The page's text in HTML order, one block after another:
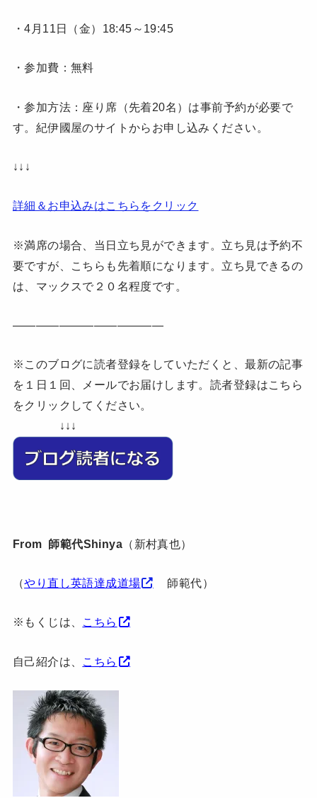
・4月11日（金）18:45～19:45
・参加費：無料
・参加方法：座り席（先着20名）は事前予約が必要で
す。紀伊國屋のサイトからお申し込みください。
↓↓↓
詳細＆お申込みはこちらをクリック
※満席の場合、当日立ち見ができます。立ち見は予約不
要ですが、こちらも先着順になります。立ち見できるの
は、マックスで２０名程度です。
—————————————
※このブログに読者登録をしていただくと、最新の記事
を１日１回、メールでお届けします。読者登録はこちら
をクリックしてください。
↓↓↓
From 師範代Shinya （新村真也）
（やり直し英語達成道場 師範代）
※もくじは、 こちら
自己紹介は、 こちら